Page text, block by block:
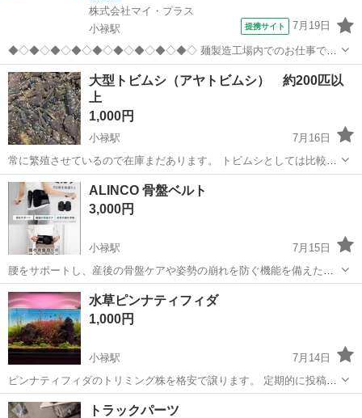
株式会社マイ・プラス
小禄駅
提携サイト 7月19日
◆◇◆◇◆◇◆◇◆◇◆◇◆◇◆◇◆◇ 麺製造工場内でのお仕事です
♪ 【主な業務↓】 ・包装 ・麺の計量かご詰め ・印字チェック ・異物検
査 ・器具の洗浄 ・清掃業務 など ／ 【ここがポイント】 ・未経験で
もしっかり...
沖縄 糸満市 小禄駅
大型トビムシ（アヤトビムシ） 約200匹以
上
1,000円
小禄駅
7月16日
常に繁殖させているので在庫まだあります。 トビムシとしては比較的
大きい種類のトビムシ。アヤトビムシです。 トビムシは1mm程度で小
さいので、コオロギやショウジョウバエが食べられない小型の両生類
の餌に最適です。 上陸直後の...
沖縄 那覇市 その他
ALINCO 骨盤ベルト
3,000円
小禄駅
7月15日
腰をサポートし、産後の骨盤ケアや姿勢の崩れを防ぐ機能を備えたベ
ルト。 - ブランド: ALINCO - サイズ: S - 機能: 腰をサポート、産後の
沖縄 豊見城市 小禄駅 骨盤
水草ピンナティフィダ
1,000円
小禄駅
7月14日
ピンナティフィダのトリミング株を格安で譲ります。 定期的に投稿し
ます！ １８日土曜日トリミングします！ アクアリウム 水槽
沖縄 豊見城市 小禄駅
トラックパーツ